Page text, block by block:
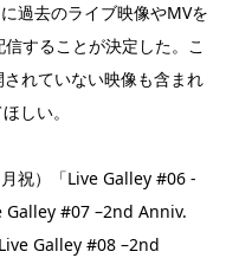
過去のライブ映像やMVを
することが決定した。こ
れていない映像も含まれ
しい。
祝）「Live Galley #06 -
Galley #07 –2nd Anniv.
Galley #08 –2nd